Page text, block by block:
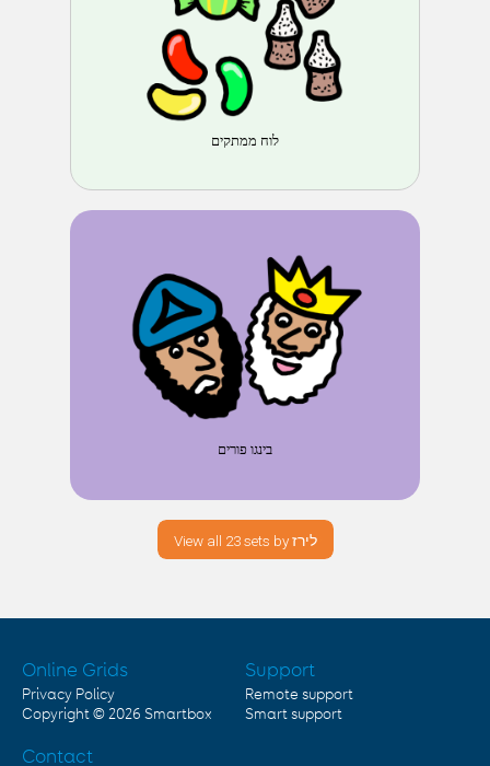
לוח ממתקים
בינגו פורים
View all 23 sets by לירז
Online Grids
Privacy Policy
Copyright © 2026 Smartbox
Support
Remote support
Smart support
Contact